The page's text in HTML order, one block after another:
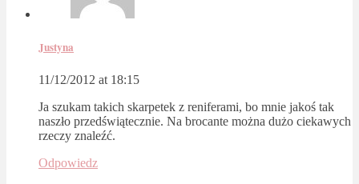
Justyna
11/12/2012 at 18:15
Ja szukam takich skarpetek z reniferami, bo mnie jakoś tak
naszło przedświątecznie. Na brocante można dużo ciekawych
rzeczy znaleźć.
Odpowiedz